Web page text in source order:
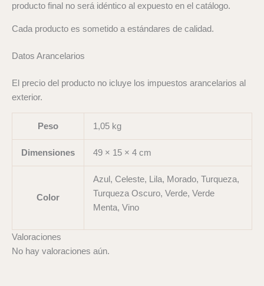
producto final no será idéntico al expuesto en el catálogo.
Cada producto es sometido a estándares de calidad.
Datos Arancelarios
El precio del producto no icluye los impuestos arancelarios al
exterior.
Peso 1,05 kg
Dimensiones 49 × 15 × 4 cm
Color
Azul, Celeste, Lila, Morado, Turqueza,
Turqueza Oscuro, Verde, Verde
Menta, Vino
Valoraciones
No hay valoraciones aún.